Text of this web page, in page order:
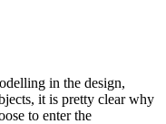
in the design,
it is pretty clear why
to enter the